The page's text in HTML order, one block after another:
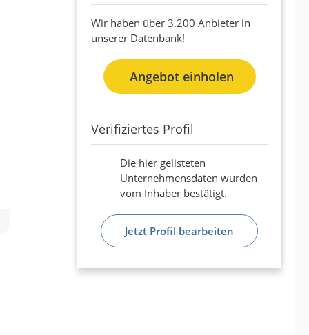
Wir haben über 3.200 Anbieter in
unserer Datenbank!
Angebot einholen
Verifiziertes Profil
Die hier gelisteten
Unternehmensdaten wurden
vom Inhaber bestätigt.
Jetzt Profil bearbeiten